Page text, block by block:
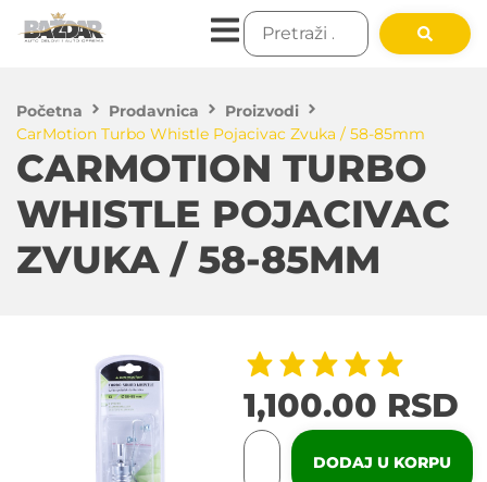
Početna Prodavnica
Proizvodi
CarMotion Turbo Whistle Pojacivac Zvuka / 58-85mm
CARMOTION TURBO
WHISTLE POJACIVAC
ZVUKA / 58-85MM
1,100.00 RSD
DODAJ U KORPU